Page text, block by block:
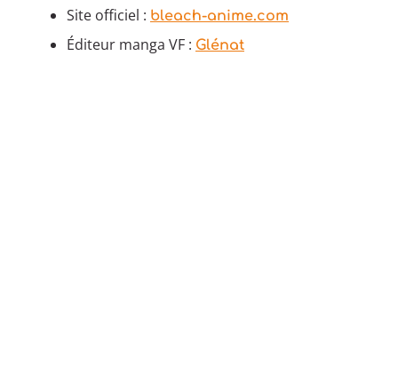
Site officiel : bleach-anime.com
Éditeur manga VF : Glénat